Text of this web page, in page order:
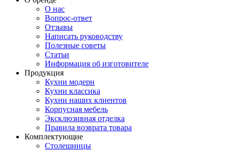
О нас
Вопрос-ответ
Отзывы
Написать руководству
Полезные советы
Статьи
Информация об изготовителе
Продукция
Кухни модерн
Кухни классика
Кухни наших клиентов
Корпусная мебель
Эксклюзивная отделка
Правила возврата товара
Комплектующие
Столешницы